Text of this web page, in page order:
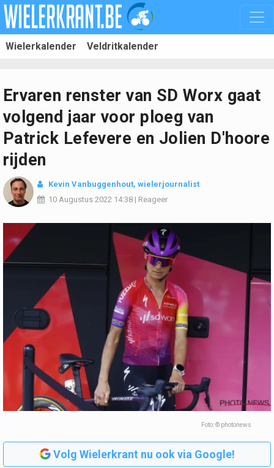
Wielerkalender Veldritkalender
Ervaren renster van SD Worx gaat
volgend jaar voor ploeg van
Patrick Lefevere en Jolien D'hoore
rijden
Kevin Vanbuggenhout, wielerjournalist
10 Augustus 2022 14:38 | Reageer
Foto: © photonews
Volg Wielerkrant nu ook via Google!